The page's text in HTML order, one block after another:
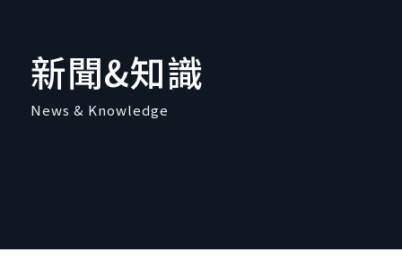
新聞&知識
News & Knowledge